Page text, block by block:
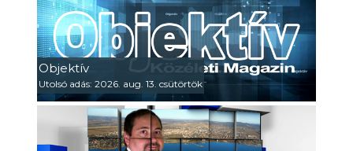
Objektív
Utolsó adás: 2026. aug. 13. csütörtök